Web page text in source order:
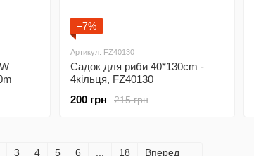
−7%
Артикул: FZ40130
Садок для риби 40*130сm -
4кiльця, FZ40130
215 грн
200 грн
3 4 5 6 18 Вперед